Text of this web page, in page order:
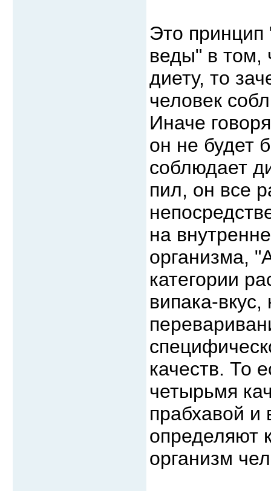
Это
веды" в том,
диету, то
человек
Иначе
он не будет
соблюдает
пил, он все
на
организма,
категории
випака-
качеств. То
четырьмя
прабхавой и
определяют
организм